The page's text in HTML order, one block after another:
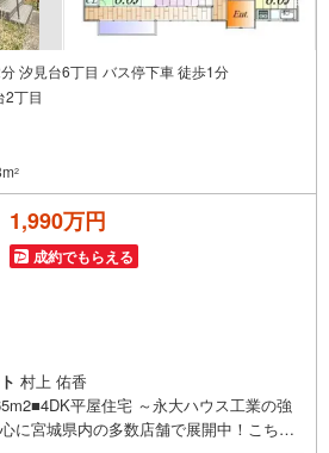
っ越し】【リフォーム】など住宅に関する
入時に気になる住宅ローン各種税金につい
頂きます。
備！お子様連れのご家族様で是非お越しく
火・水曜日※店舗により変動あり）
どうぞお気軽にお問い合わせください！
汐見台6丁目 バス停下車 徒歩1分
2丁目
2
1,990万円
成約でもらえる
村上 佑香
平屋住宅 ～永大ハウス工業の強
に宮城県内の多数店舗で展開中！こちら